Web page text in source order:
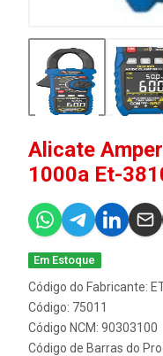
Alicate
1000a Et-
Em Estoque
Código do Fabricante:
Código: 75011
Código NCM: 90303100
Código de Barras do